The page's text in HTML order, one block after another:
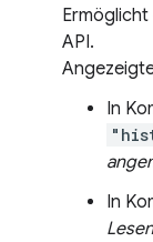
API.
In
In